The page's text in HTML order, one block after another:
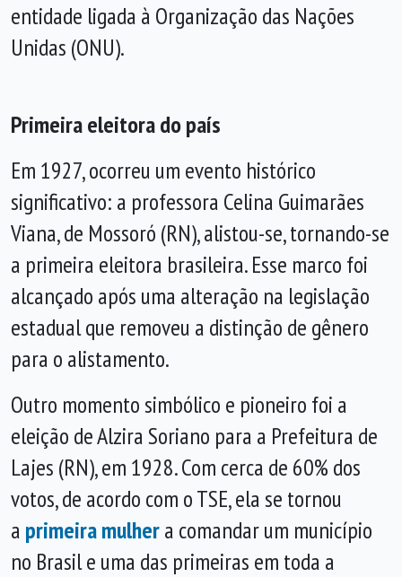
entidade ligada à Organização das Nações
Unidas (ONU).
Primeira eleitora do país
Em 1927, ocorreu um evento histórico
significativo: a professora Celina Guimarães
Viana, de Mossoró (RN), alistou-se, tornando-se
a primeira eleitora brasileira. Esse marco foi
alcançado após uma alteração na legislação
estadual que removeu a distinção de gênero
para o alistamento.
Outro momento simbólico e pioneiro foi a
eleição de Alzira Soriano para a Prefeitura de
Lajes (RN), em 1928. Com cerca de 60% dos
votos, de acordo com o TSE, ela se tornou
a primeira mulhera comandar um município
no Brasil e uma das primeiras em toda a